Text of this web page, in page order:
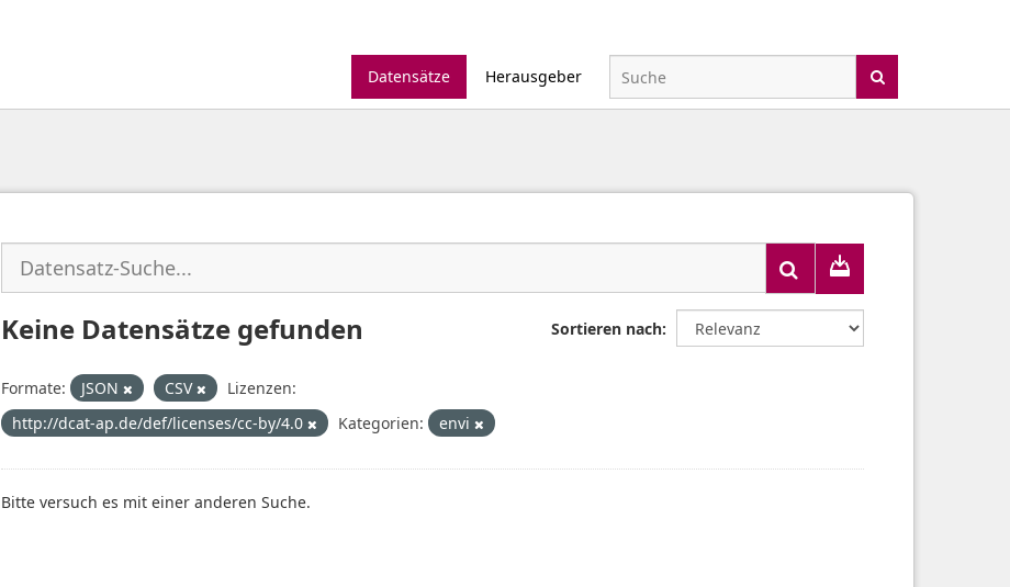
Datensätze
Herausgeber
Sortieren nach
Keine Datensätze gefunden
Formate: JSON CSV
Lizenzen:
http://dcat-ap.de/def/licenses/cc-by/4.0
Kategorien: envi
Bitte versuch es mit einer anderen Suche.